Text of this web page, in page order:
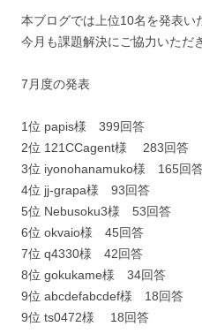
本ブログでは上位10名を発表い
今月も課題解決にご協力いただ
7月度の発表
1位 papis様 399回答
2位 121CCagent様 283回答
3位 iyonohanamuko様 165回
4位 jj-grapa様 93回答
5位 Nebusoku3様 53回答
6位 okvaio様 45回答
7位 q4330様 42回答
8位 gokukame様 34回答
9位 abcdefabcdef様 18回答
9位 ts0472様 18回答